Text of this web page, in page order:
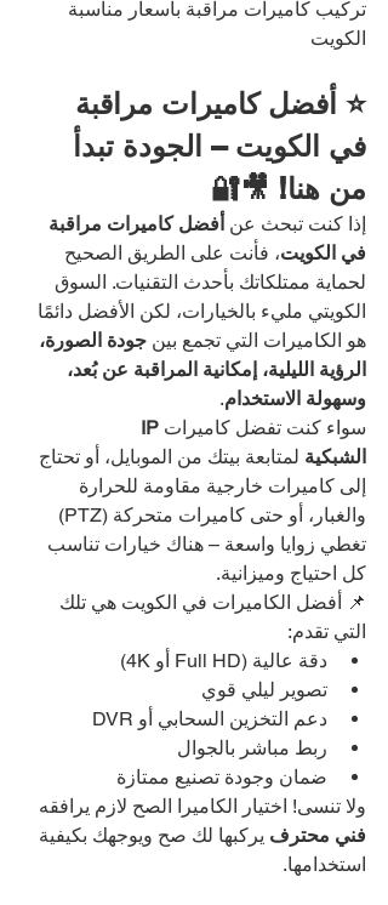
تركيب كاميرات مراقبة بأسعار مناسبة
الكويت
⭐ أفضل كاميرات مراقبة
في الكويت – الجودة تبدأ
من هنا! 🎥🔐
إذا كنت تبحث عن أفضل كاميرات مراقبة
في الكويت، فأنت على الطريق الصحيح
لحماية ممتلكاتك بأحدث التقنيات. السوق
الكويتي مليء بالخيارات، لكن الأفضل دائمًا
هو الكاميرات التي تجمع بين جودة الصورة،
الرؤية الليلية، إمكانية المراقبة عن بُعد،
وسهولة الاستخدام.
سواء كنت تفضل كاميرات
الشبكية لمتابعة بيتك من الموبايل، أو تحتاج
إلى كاميرات خارجية مقاومة للحرارة
والغبار، أو حتى كاميرات متحركة (PTZ)
تغطي زوايا واسعة – هناك خيارات تناسب
كل احتياج وميزانية.
📌 أفضل الكاميرات في الكويت هي تلك
التي تقدم:
دقة عالية (Full HD أو 4K)
تصوير ليلي قوي
دعم التخزين السحابي أو DVR
ربط مباشر بالجوال
ضمان وجودة تصنيع ممتازة
ولا تنسى! اختيار الكاميرا الصح لازم يرافقه
فني محترف يركبها لك صح ويوجهك بكيفية
استخدامها.